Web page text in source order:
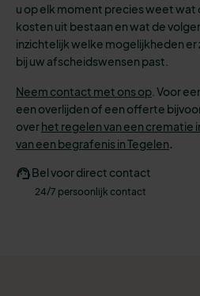
u op elk moment precies weet wat
kosten uit bestaan en wat de
inzichtelijk welke mogelijkheden
bij uw afscheidswensen past.
Neem contact met ons op . Voor
een overlijden of een offerte
overhet regelen van een crematie
van een begrafenis in Tegelen.
Bel voor direct contact
24/7 persoonlijk contact